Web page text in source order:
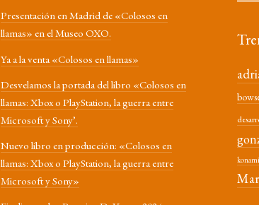
Presentación en Madrid de «Colosos en
llamas» en el Museo OXO.
Ya a la venta «Colosos en llamas»
Desvelamos la portada del libro «Colosos en
llamas: Xbox o PlayStation, la guerra entre
Microsoft y Sony’.
Nuevo libro en producción: «Colosos en
llamas: Xbox o PlayStation, la guerra entre
Microsoft y Sony»
konami